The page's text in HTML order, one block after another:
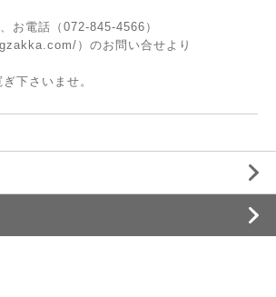
お電話（072-845-4566）
）のお問い合せより
下さいませ。